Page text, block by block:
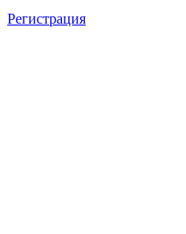
Регистрация